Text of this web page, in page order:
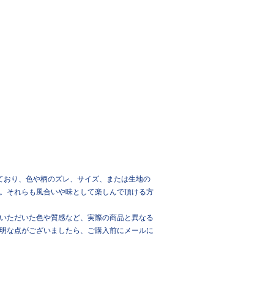
り、色や柄のズレ、サイズ、または生地の
それらも風合いや味として楽しんで頂ける方
ただいた色や質感など、実際の商品と異なる
な点がございましたら、ご購入前にメールに